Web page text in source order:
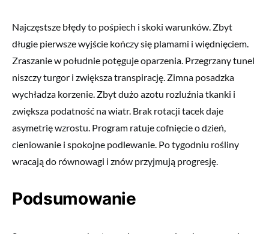
Najczęstsze błędy to pośpiech i skoki warunków. Zbyt
długie pierwsze wyjście kończy się plamami i więdnięciem.
Zraszanie w południe potęguje oparzenia. Przegrzany tunel
niszczy turgor i zwiększa transpirację. Zimna posadzka
wychładza korzenie. Zbyt dużo azotu rozluźnia tkanki i
zwiększa podatność na wiatr. Brak rotacji tacek daje
asymetrię wzrostu. Program ratuje cofnięcie o dzień,
cieniowanie i spokojne podlewanie. Po tygodniu rośliny
wracają do równowagi i znów przyjmują progresję.
Podsumowanie